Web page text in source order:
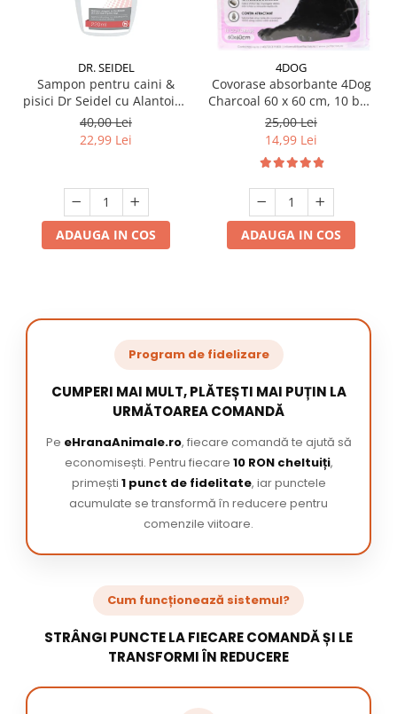
DR. SEIDEL
Sampon pentru caini &
pisici Dr Seidel cu Alantoina
220 ml
40,00 Lei
22,99 Lei
ADAUGA IN COS
4DOG
Covorase absorbante 4Dog
Charcoal 60 x 60 cm, 10 buc
/ pachet
25,00 Lei
14,99 Lei
ADAUGA IN COS
Program de fidelizare
CUMPERI MAI MULT, PLĂTEȘTI MAI PUȚIN LA
URMĂTOAREA COMANDĂ
Pe eHranaAnimale.ro, fiecare comandă te ajută să
economisești. Pentru fiecare 10 RON cheltuiți,
primești 1 punct de fidelitate, iar punctele
acumulate se transformă în reducere pentru
comenzile viitoare.
Cum funcționează sistemul?
STRÂNGI PUNCTE LA FIECARE COMANDĂ ȘI LE
TRANSFORMI ÎN REDUCERE